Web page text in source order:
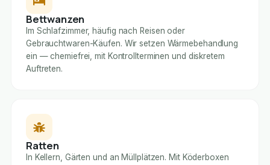
Bettwanzen
Im Schlafzimmer, häufig nach Reisen oder
Gebrauchtwaren-Käufen. Wir setzen Wärmebehandlung
ein — chemiefrei, mit Kontrollterminen und diskretem
Auftreten.
Ratten
In Kellern, Gärten und an Müllplätzen. Mit Köderboxen